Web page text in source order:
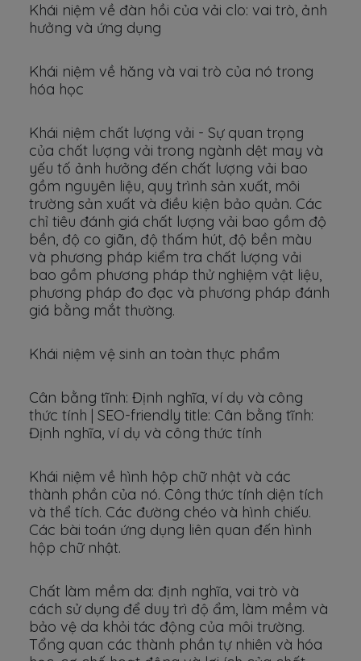
Khái niệm về đàn hồi của vải clo: vai trò, ảnh
hưởng và ứng dụng
Khái niệm về hăng và vai trò của nó trong
hóa học
Khái niệm chất lượng vải - Sự quan trọng
của chất lượng vải trong ngành dệt may và
yếu tố ảnh hưởng đến chất lượng vải bao
gồm nguyên liệu, quy trình sản xuất, môi
trường sản xuất và điều kiện bảo quản. Các
chỉ tiêu đánh giá chất lượng vải bao gồm độ
bền, độ co giãn, độ thấm hút, độ bền màu
và phương pháp kiểm tra chất lượng vải
bao gồm phương pháp thử nghiệm vật liệu,
phương pháp đo đạc và phương pháp đánh
giá bằng mắt thường.
Khái niệm vệ sinh an toàn thực phẩm
Cân bằng tĩnh: Định nghĩa, ví dụ và công
thức tính | SEO-friendly title: Cân bằng tĩnh:
Định nghĩa, ví dụ và công thức tính
Khái niệm về hình hộp chữ nhật và các
thành phần của nó. Công thức tính diện tích
và thể tích. Các đường chéo và hình chiếu.
Các bài toán ứng dụng liên quan đến hình
hộp chữ nhật.
Chất làm mềm da: định nghĩa, vai trò và
cách sử dụng để duy trì độ ẩm, làm mềm và
bảo vệ da khỏi tác động của môi trường.
Tổng quan các thành phần tự nhiên và hóa